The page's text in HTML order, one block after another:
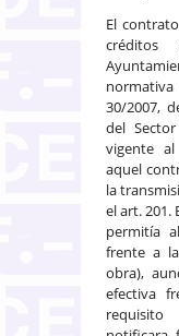
El
30/2007,
del
vigente
aquel
la
el art. 201.
permitía
frente a
obra),
efectiva